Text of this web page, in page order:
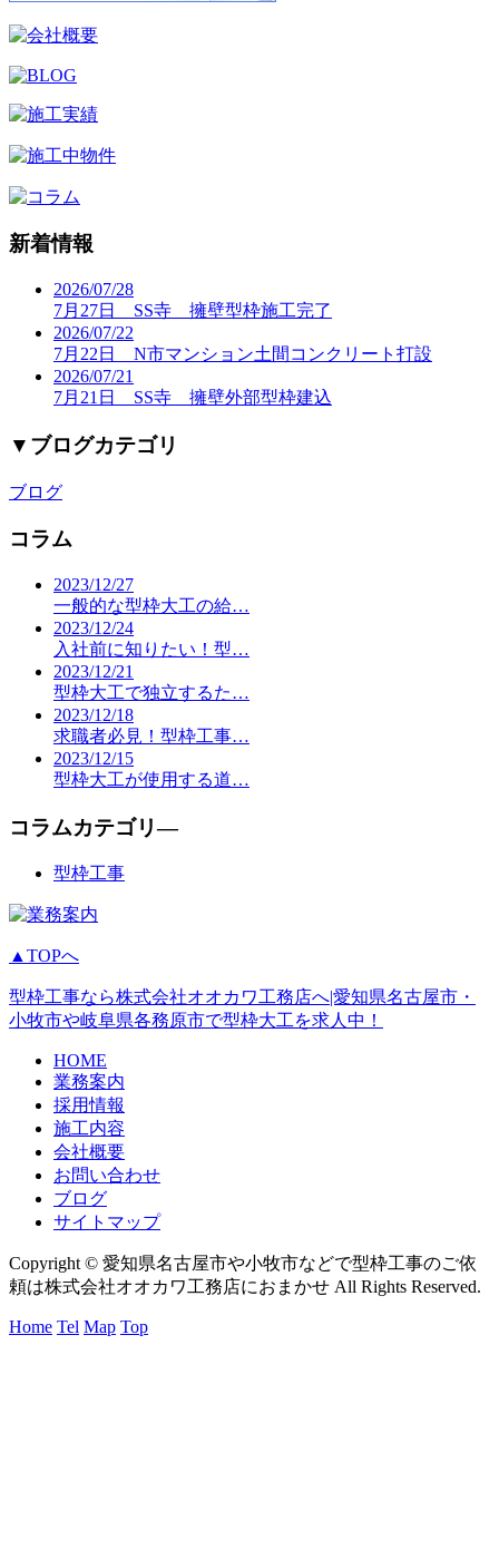
新着情報
2026/07/28
7月27日 SS寺 擁壁型枠施工完了
2026/07/22
7月22日 N市マンション土間コンクリート打設
2026/07/21
7月21日 SS寺 擁壁外部型枠建込
▼ ブログカテゴリ
ブログ
コラム
2023/12/27
一般的な型枠大工の給…
2023/12/24
入社前に知りたい！型…
2023/12/21
型枠大工で独立するた…
2023/12/18
求職者必見！型枠工事…
2023/12/15
型枠大工が使用する道…
コラムカテゴリ―
型枠工事
▲TOPへ
型枠工事なら株式会社オオカワ工務店へ|愛知県名古屋市・
小牧市や岐阜県各務原市で型枠大工を求人中！
HOME
業務案内
採用情報
施工内容
会社概要
お問い合わせ
ブログ
サイトマップ
Copyright © 愛知県名古屋市や小牧市などで型枠工事のご依
頼は株式会社オオカワ工務店におまかせ All Rights Reserved.
Home Tel Map Top